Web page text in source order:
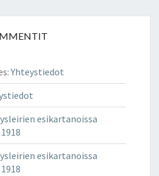
:Yhteystiedot
esikartanoissa
esikartanoissa